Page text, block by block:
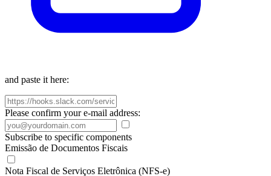
and paste it here:
Please confirm your e-mail address:
Subscribe to specific components
Emissão de Documentos Fiscais
Nota Fiscal de Serviços Eletrônica (NFS-e)